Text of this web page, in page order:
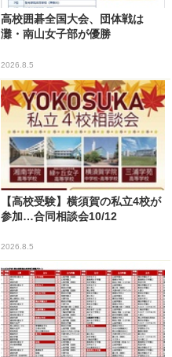
高校囲碁全国大会、団体戦は
灘・南山女子部が優勝
2026.8.5
【高校受験】横須賀の私立4校が
参加…合同相談会10/12
2026.8.5